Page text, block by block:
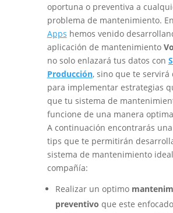
oportuna o preventiva a
problema de mantenimiento. En
Apps hemos venido
aplicación de mantenimiento
no solo enlazará tus datos con
Producción, sino que te servirá
para implementar estrategias
que tu sistema de
funcione de una manera
A continuación encontrarás
tips que te permitirán
sistema de mantenimiento
compañía:
Realizar un optimo
preventivo que este